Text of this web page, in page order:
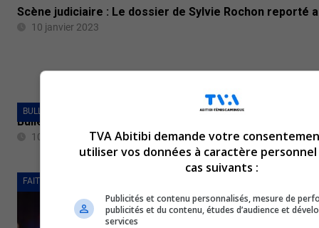
Scène judiciaire : Le dossier de Sylvie Rochon reporté
10 janvier 2023
BULLETINS COMPLETS
Bulletin de nouvelles du 9 janvier 2023
10 janvier 2023
FAITS DIVERS
TVA Abitibi demande votre
utiliser vos données à caractère personnel
cas suivants :
Publicités et contenu personnalisés, mesure de
publicités et du contenu, études d’audience et
services